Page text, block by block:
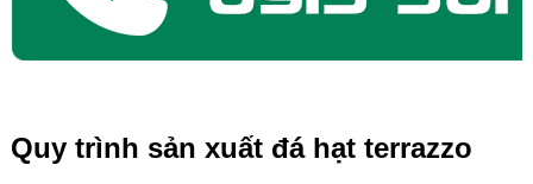
Quy trình sản xuất đá hạt terrazzo